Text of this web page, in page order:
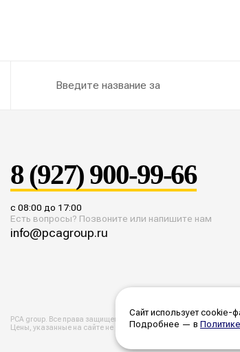
8 (927) 900-99-66
с 08:00 до 17:00
Есть вопросы? Позвоните или напишите нам
info@pcagroup.ru
PCA group. Все права защищены. 2026 год. Политика
Цены, указанные на сайте не являются публичной офертой. Все
Сайт использует cookie-
Подробнее — в